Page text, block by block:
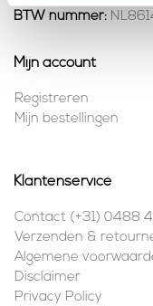
BTW nummer:
Mijn account
Registreren
Mijn bestellingen
Klantenservice
Contact (+31) 0488
Verzenden &
Algemene
Disclaimer
Privacy Policy